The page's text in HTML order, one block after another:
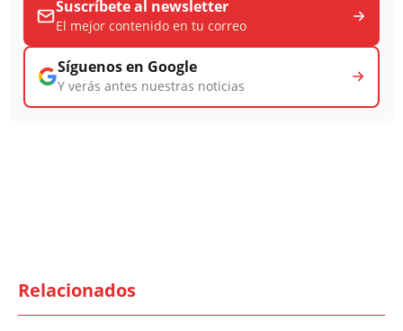
Suscríbete al newsletter
El mejor contenido en tu correo
Síguenos en Google
Y verás antes nuestras noticias
Relacionados